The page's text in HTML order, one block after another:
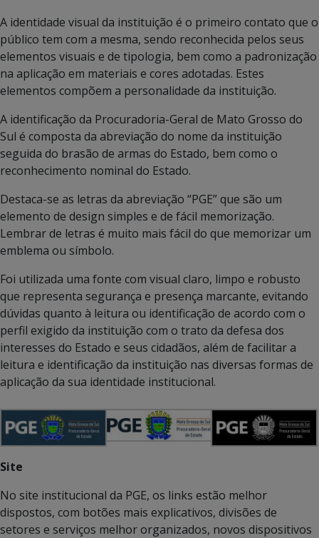
A identidade visual da instituição é o primeiro contato que o
público tem com a mesma, sendo reconhecida pelos seus
elementos visuais e de tipologia, bem como a padronização
na aplicação em materiais e cores adotadas. Estes
elementos compõem a personalidade da instituição.
A identificação da Procuradoria-Geral de Mato Grosso do
Sul é composta da abreviação do nome da instituição
seguida do brasão de armas do Estado, bem como o
reconhecimento nominal do Estado.
Destaca-se as letras da abreviação “PGE” que são um
elemento de design simples e de fácil memorização.
Lembrar de letras é muito mais fácil do que memorizar um
emblema ou símbolo.
Foi utilizada uma fonte com visual claro, limpo e robusto
que representa segurança e presença marcante, evitando
dúvidas quanto à leitura ou identificação de acordo com o
perfil exigido da instituição com o trato da defesa dos
interesses do Estado e seus cidadãos, além de facilitar a
leitura e identificação da instituição nas diversas formas de
aplicação da sua identidade institucional.
Site
No site institucional da PGE, os links estão melhor
dispostos, com botões mais explicativos, divisões de
setores e serviços melhor organizados, novos dispositivos